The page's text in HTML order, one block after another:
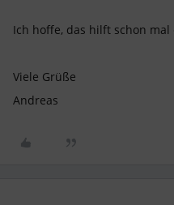
Ich hoffe, das hilft schon mal
Viele Grüße
Andreas